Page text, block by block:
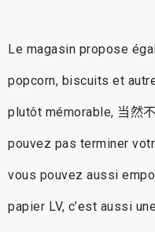
Le magasin propose
popcorn, biscuits et
plutôt mémorable, 当然
pouvez pas terminer
vous pouvez aussi
papier LV, c’est aussi